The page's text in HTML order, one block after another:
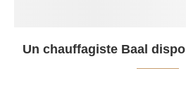
Un chauffagiste Baal